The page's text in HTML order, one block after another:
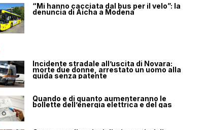
“Mi hanno cacciata dal bus per il velo”: la
denuncia di Aicha a Modena
Incidente stradale all’uscita di Novara:
morte due donne, arrestato un uomo alla
guida senza patente
Quando e di quanto aumenteranno le
bollette dell’energia elettrica e del gas